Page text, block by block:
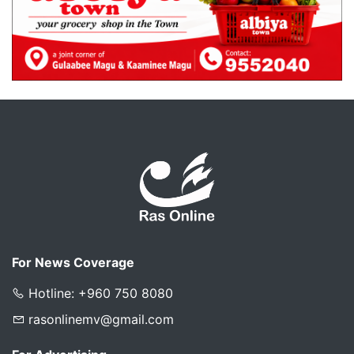
For News Coverage
Hotline: +960 750 8080
rasonlinemv@gmail.com